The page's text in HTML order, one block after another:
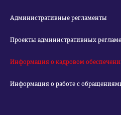
Административные регламенты
Проекты административных
Информация о кадровом
Информация о работе с